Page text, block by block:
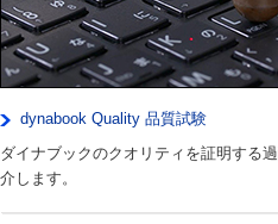
dynabook Quality 品質試験
ダイナブックのクオリティを証明する
介します。